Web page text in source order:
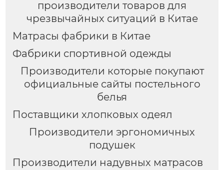
производители товаров для
чрезвычайных ситуаций в Китае
Матрасы фабрики в Китае
Фабрики спортивной одежды
Производители которые покупают
официальные сайты постельного
белья
Поставщики хлопковых одеял
Производители эргономичных
подушек
Производители надувных матрасов